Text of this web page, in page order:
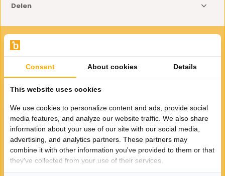
Delen
VOOR JOU GESELECTEERD
Gerelateerde producten
Salontafel Ronda | Light Oak
Fineer - set van 2
395,-
Consent About cookies Details
This website uses cookies
We use cookies to personalize content and ads, provide social
media features, and analyze our website traffic. We also share
information about your use of our site with our social media,
advertising, and analytics partners. These partners may
combine it with other information you've provided to them or that
they've collected from your use of their services.